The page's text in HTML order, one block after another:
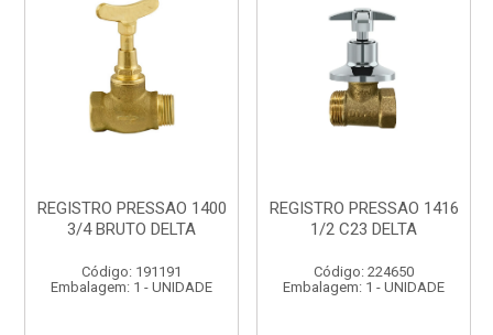
REGISTRO PRESSAO 1400
3/4 BRUTO DELTA
Código: 191191
Embalagem: 1 - UNIDADE
REGISTRO PRESSAO 1416
1/2 C23 DELTA
Código: 224650
Embalagem: 1 - UNIDADE